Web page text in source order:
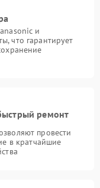
и
что гарантирует
ремонт
провести
в кратчайшие